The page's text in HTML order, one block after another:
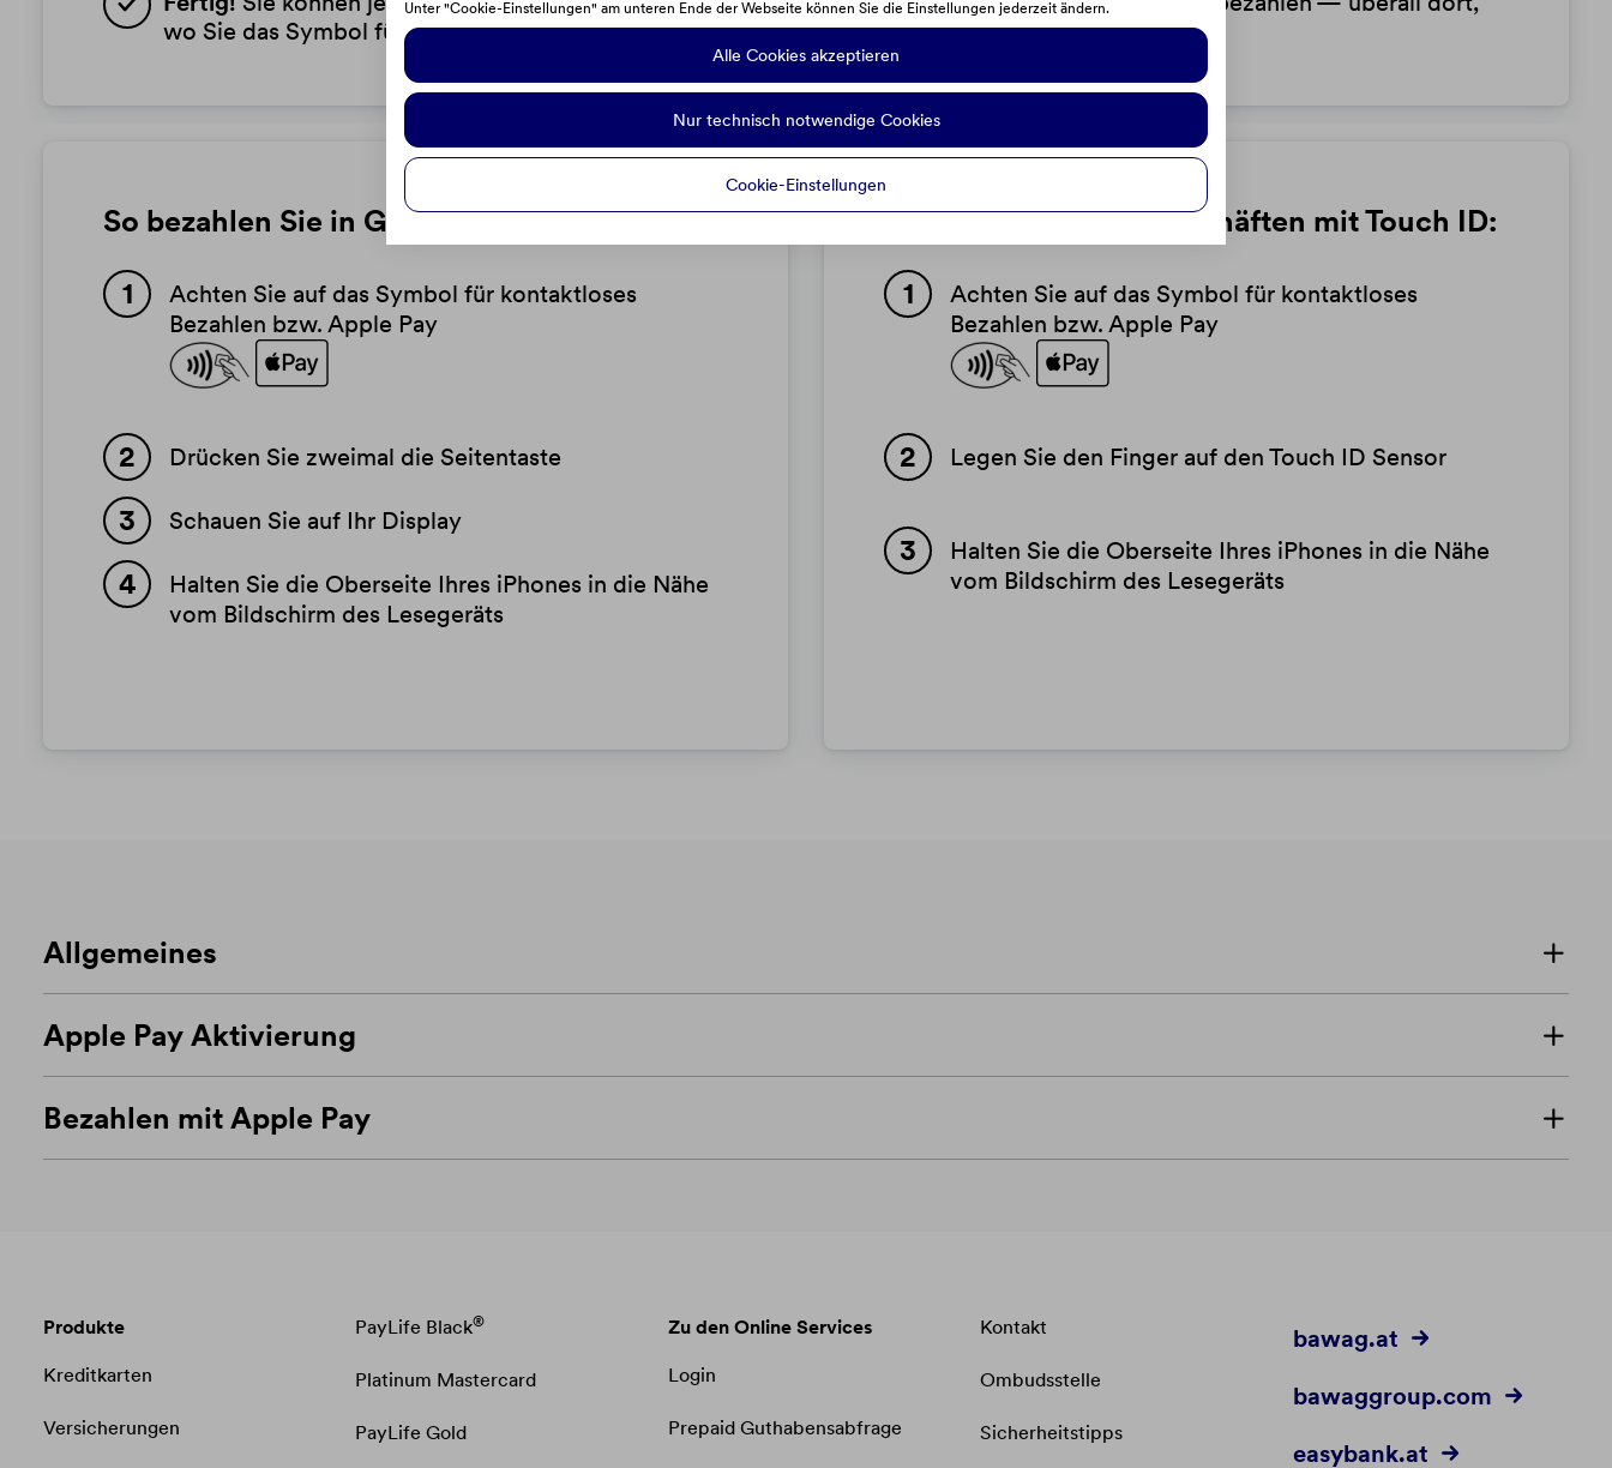
wo Sie das Symbol für kontaktloses Bezahlen bzw. Apple Pay sehen
So bezahlen Sie in Geschäften mit FaceID:
Achten Sie auf das Symbol für kontaktloses
Bezahlen bzw. Apple Pay
Drücken Sie zweimal die Seitentaste
Schauen Sie auf Ihr Display
Halten Sie die Oberseite Ihres iPhones in die Nähe
vom Bildschirm des Lesegeräts
So bezahlen Sie in Geschäften mit Touch ID:
Achten Sie auf das Symbol für kontaktloses
Bezahlen bzw. Apple Pay
Legen Sie den Finger auf den Touch ID Sensor
Halten Sie die Oberseite Ihres iPhones in die Nähe
vom Bildschirm des Lesegeräts
Allgemeines
Apple Pay Aktivierung
Bezahlen mit Apple Pay
Produkte
Kreditkarten
Versicherungen
PayLife Black®
Platinum Mastercard
PayLife Gold
Zu den Online Services
Login
Prepaid Guthabensabfrage​​​​​​​
Kontakt
Ombudsstelle
Sicherheitstipps
bawag.at
bawaggroup.com
easybank.at
Unter "Cookie-Einstellungen" am unteren Ende der Webseite können Sie die Einstellungen jederzeit ändern.
Alle Cookies akzeptieren
Nur technisch notwendige Cookies
Cookie-Einstellungen